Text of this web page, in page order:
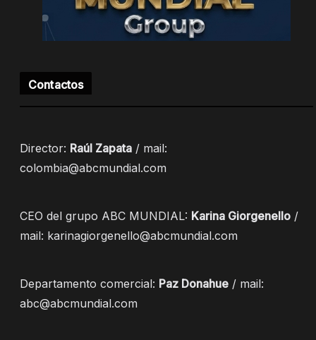
Contactos
Director: Raúl Zapata / mail:
colombia@abcmundial.com
CEO del grupo ABC MUNDIAL: Karina Giorgenello /
mail: karinagiorgenello@abcmundial.com
Departamento comercial: Paz Donahue / mail:
abc@abcmundial.com